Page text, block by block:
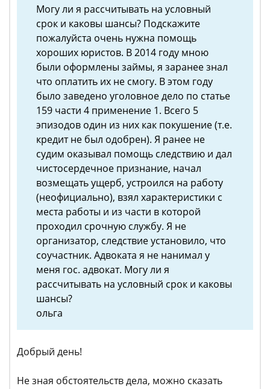
Могу ли я рассчитывать на условный
срок и каковы шансы? Подскажите
пожалуйста очень нужна помощь
хороших юристов. В 2014 году мною
были оформлены займы, я заранее знал
что оплатить их не смогу. В этом году
было заведено уголовное дело по статье
159 части 4 применение 1. Всего 5
эпизодов один из них как покушение (т.е.
кредит не был одобрен). Я ранее не
судим оказывал помощь следствию и дал
чистосердечное признание, начал
возмещать ущерб, устроился на работу
(неофициально), взял характеристики с
места работы и из части в которой
проходил срочную службу. Я не
организатор, следствие установило, что
соучастник. Адвоката я не нанимал у
меня гос. адвокат. Могу ли я
рассчитывать на условный срок и каковы
шансы?
ольга
Добрый день!
Не зная обстоятельств дела, можно сказать